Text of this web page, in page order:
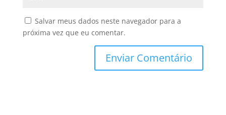
Salvar meus dados neste navegador para a
próxima vez que eu comentar.